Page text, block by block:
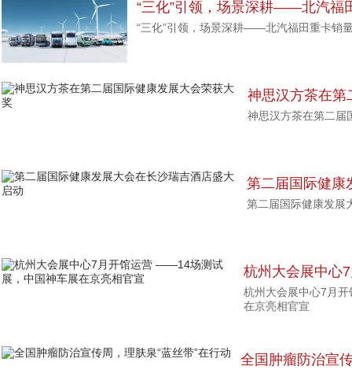
“三化”引领，场景深耕——北汽福
“三化”引领，场景深耕——北汽福田重卡销
神思汉方茶在第
奖
神思汉方茶在第二届
第二届国际健康
启动
第二届国际健康发展
杭州大会展中
展，中国神车展
杭州大会展中心7月
在京亮相官宣
全国肿瘤防治宣